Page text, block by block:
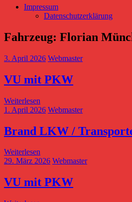
Impressum
Datenschutzerklärung
Fahrzeug: Florian
3. April 2026 Webmaster
VU mit PKW
Weiterlesen
1. April 2026 Webmaster
Brand LKW /
Weiterlesen
29. März 2026 Webmaster
VU mit PKW